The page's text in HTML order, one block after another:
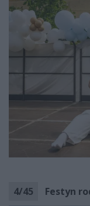
4/45 Festyn